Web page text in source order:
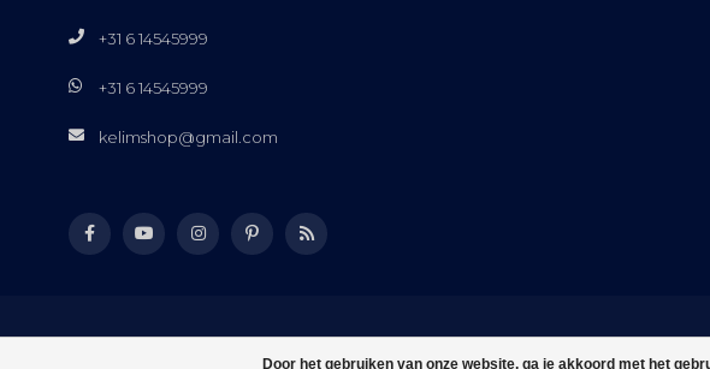
Door het gebruiken van onze website, ga je akkoord met het
+31 6 14545999
+31 6 14545999
kelimshop@gmail.com